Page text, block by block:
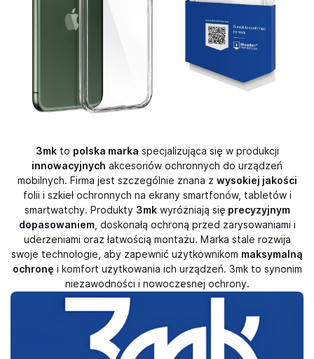
3mkto polska marka specjalizująca się w produkcji
innowacyjnych akcesoriów ochronnych do urządzeń
mobilnych. Firma jest szczególnie znana z wysokiej jakości
folii i szkieł ochronnych na ekrany smartfonów, tabletów i
smartwatchy. Produkty 3mkwyróżniają się precyzyjnym
dopasowaniem, doskonałą ochroną przed zarysowaniami i
uderzeniami oraz łatwością montażu. Marka stale rozwija
swoje technologie, aby zapewnić użytkownikom maksymalną
ochronę i komfort użytkowania ich urządzeń. 3mk to synonim
niezawodności i nowoczesnej ochrony.